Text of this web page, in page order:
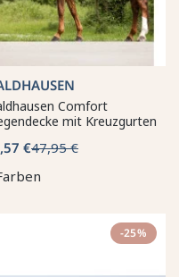
Comfort
mit Kreuzgurten
€47,95 €
-25%